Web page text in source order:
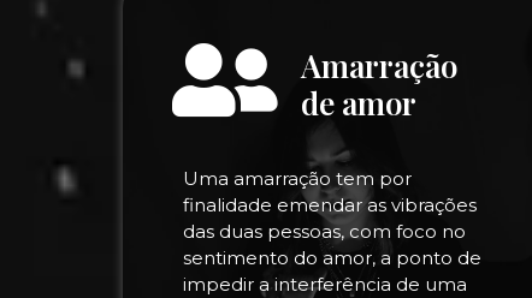
Amarração
de amor
Uma amarração tem por
finalidade emendar as vibrações
das duas pessoas, com foco no
sentimento do amor, a ponto de
impedir a interferência de uma